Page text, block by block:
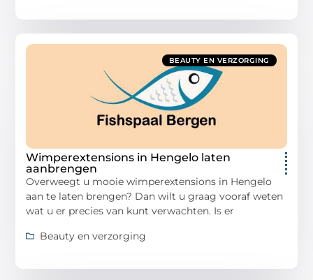
BEAUTY EN VERZORGING
Wimperextensions in Hengelo laten
aanbrengen
Overweegt u mooie wimperextensions in Hengelo
aan te laten brengen? Dan wilt u graag vooraf weten
wat u er precies van kunt verwachten. Is er
Beauty en verzorging